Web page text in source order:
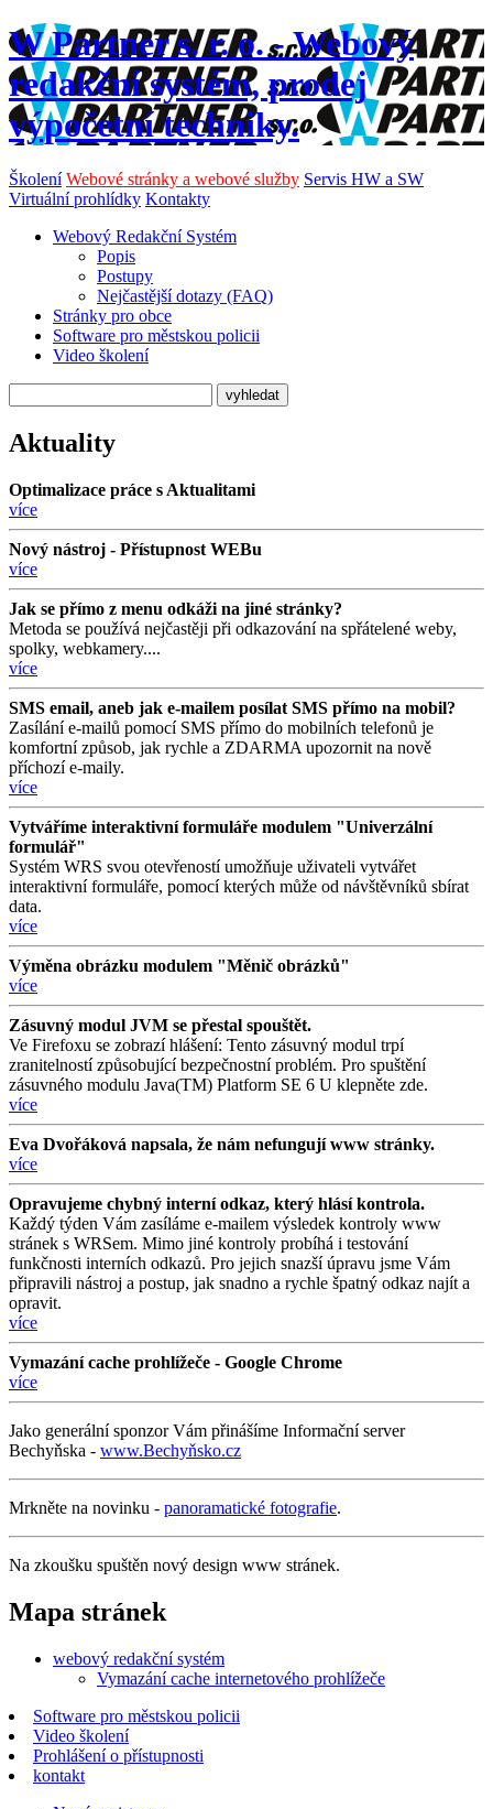
W Partner s. r. o. - Webový
redakční systém, prodej
výpočetní techniky.
Školení Webové stránky a webové služby Servis HW a SW
Virtuální prohlídky Kontakty
Webový Redakční Systém
Popis
Postupy
Nejčastější dotazy (FAQ)
Stránky pro obce
Software pro městskou policii
Video školení
Aktuality
Optimalizace práce s Aktualitami
více
Nový nástroj - Přístupnost WEBu
více
Jak se přímo z menu odkáži na jiné stránky?
Metoda se používá nejčastěji při odkazování na spřátelené weby,
spolky, webkamery....
více
SMS email, aneb jak e-mailem posílat SMS přímo na mobil?
Zasílání e-mailů pomocí SMS přímo do mobilních telefonů je
komfortní způsob, jak rychle a ZDARMA upozornit na nově
příchozí e-maily.
více
Vytváříme interaktivní formuláře modulem "Univerzální
formulář"
Systém WRS svou otevřeností umožňuje uživateli vytvářet
interaktivní formuláře, pomocí kterých může od návštěvníků sbírat
data.
více
Výměna obrázku modulem "Měnič obrázků"
více
Zásuvný modul JVM se přestal spouštět.
Ve Firefoxu se zobrazí hlášení: Tento zásuvný modul trpí
zranitelností způsobující bezpečnostní problém. Pro spuštění
zásuvného modulu Java(TM) Platform SE 6 U klepněte zde.
více
Eva Dvořáková napsala, že nám nefungují www stránky.
více
Opravujeme chybný interní odkaz, který hlásí kontrola.
Každý týden Vám zasíláme e-mailem výsledek kontroly www
stránek s WRSem. Mimo jiné kontroly probíhá i testování
funkčnosti interních odkazů. Pro jejich snazší úpravu jsme Vám
připravili nástroj a postup, jak snadno a rychle špatný odkaz najít a
opravit.
více
Vymazání cache prohlížeče - Google Chrome
více
Jako generální sponzor Vám přinášíme Informační server
Bechyňska - www.Bechyňsko.cz
Mrkněte na novinku - panoramatické fotografie.
Na zkoušku spuštěn nový design www stránek.
Mapa stránek
webový redakční systém
Vymazání cache internetového prohlížeče
Software pro městskou policii
Video školení
Prohlášení o přístupnosti
kontakt